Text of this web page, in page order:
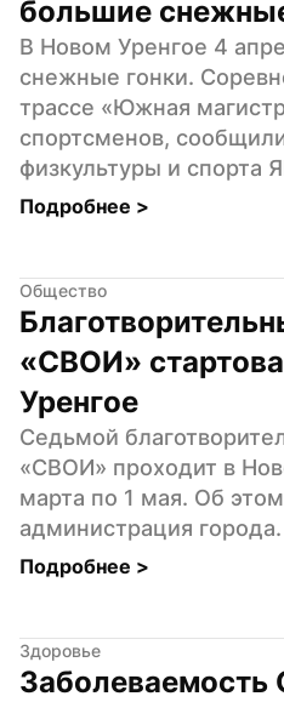
большие
В Новом Уренгое 4
снежные гонки.
трассе «Южная
спортсменов,
физкультуры и спорта
Подробнее >
Общество
«СВОИ»
Уренгое
Седьмой
«СВОИ» проходит в
марта по 1 мая. Об
администрация города.
Подробнее >
Здоровье